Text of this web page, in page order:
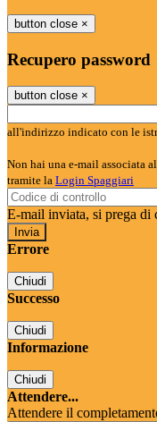
button close ×
Recupero password
button close ×
all'indirizzo indicato con le
Non hai una e-mail associata
tramite la Login Spaggiari
E-mail inviata, si prega di
Errore
Chiudi
Successo
Chiudi
Informazione
Chiudi
Attendere...
Attendere il